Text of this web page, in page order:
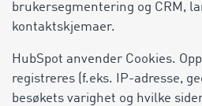
brukersegmentering og CRM,
kontaktskjemaer.
HubSpot anvender Cookies.
registreres (f.eks. IP-adresse,
besøkets varighet og hvilke